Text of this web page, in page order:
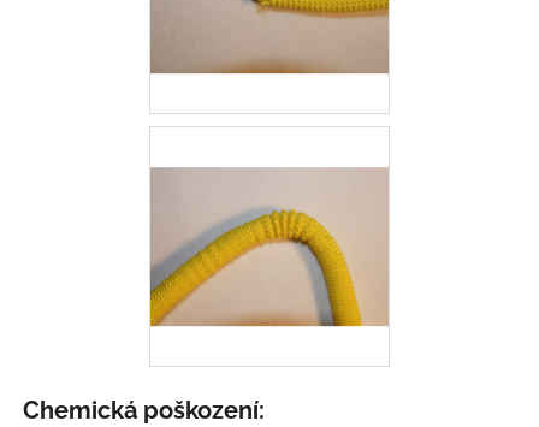
Chemická poškození: